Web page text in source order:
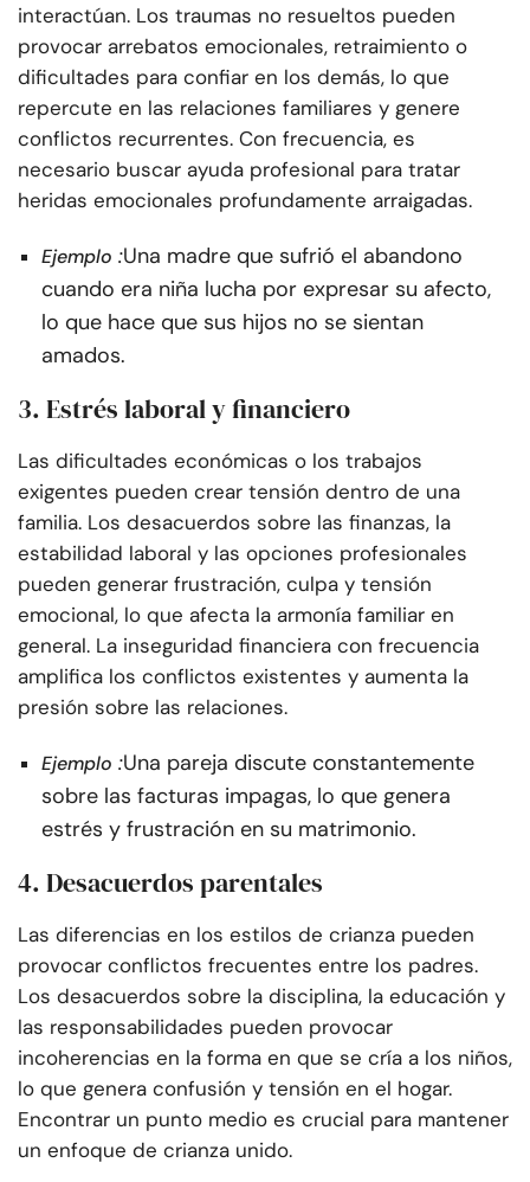
interactúan. Los traumas no resueltos pueden
provocar arrebatos emocionales, retraimiento o
dificultades para confiar en los demás, lo que
repercute en las relaciones familiares y genere
conflictos recurrentes. Con frecuencia, es
necesario buscar ayuda profesional para tratar
heridas emocionales profundamente arraigadas.
Ejemplo :Una madre que sufrió el abandono
cuando era niña lucha por expresar su afecto,
lo que hace que sus hijos no se sientan
amados.
3. Estrés laboral y financiero
Las dificultades económicas o los trabajos
exigentes pueden crear tensión dentro de una
familia. Los desacuerdos sobre las finanzas, la
estabilidad laboral y las opciones profesionales
pueden generar frustración, culpa y tensión
emocional, lo que afecta la armonía familiar en
general. La inseguridad financiera con frecuencia
amplifica los conflictos existentes y aumenta la
presión sobre las relaciones.
Ejemplo :Una pareja discute constantemente
sobre las facturas impagas, lo que genera
estrés y frustración en su matrimonio.
4. Desacuerdos parentales
Las diferencias en los estilos de crianza pueden
provocar conflictos frecuentes entre los padres.
Los desacuerdos sobre la disciplina, la educación y
las responsabilidades pueden provocar
incoherencias en la forma en que se cría a los niños,
lo que genera confusión y tensión en el hogar.
Encontrar un punto medio es crucial para mantener
un enfoque de crianza unido.